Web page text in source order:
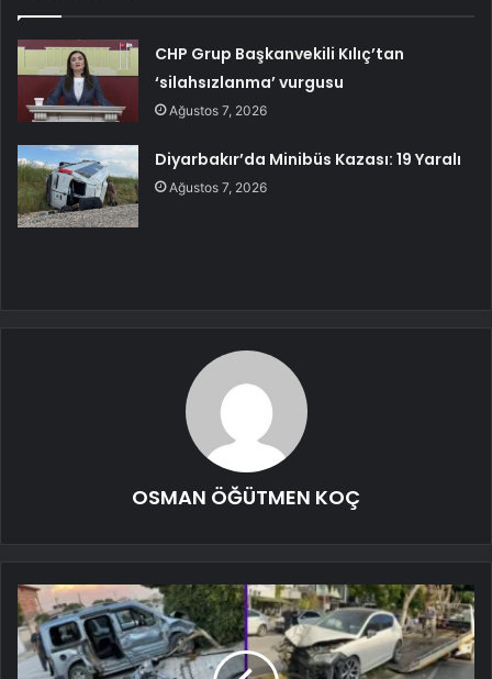
CHP Grup Başkanvekili Kılıç’tan
‘silahsızlanma’ vurgusu
Ağustos 7, 2026
Diyarbakır’da Minibüs Kazası: 19 Yaralı
Ağustos 7, 2026
OSMAN ÖĞÜTMEN KOÇ